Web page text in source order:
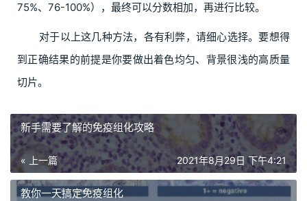
75%、76-100%），最终可以分数相加，再进行比较。
对于以上这几种方法，各有利弊，请细心选择。要想得
到正确结果的前提是你要做出着色均匀、背景很浅的高质量
切片。
新手需要了解的免疫组化攻略
« 上一篇 2021年8月29日 下午4:21
教你一天搞定免疫组化